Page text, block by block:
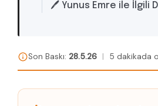
🖊️ Yunus Emre ile İlgili
Son Baskı: 28.5.26 | 5 dakikada